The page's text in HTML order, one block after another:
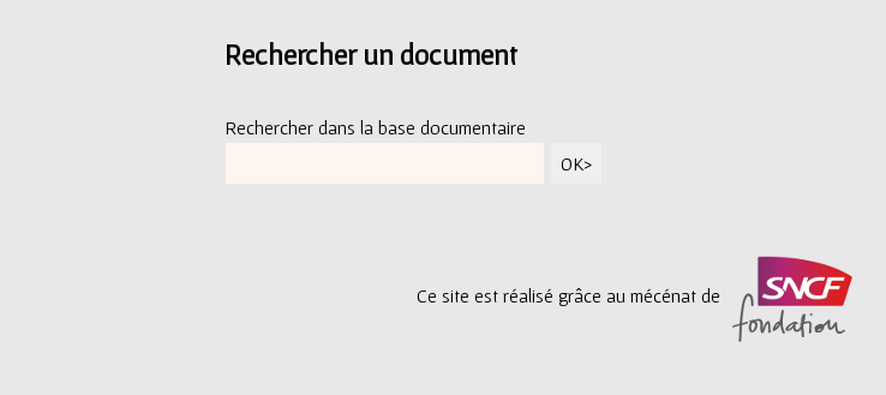
c
i
Rechercher un document
Rechercher dans la base documentaire
Ce site est réalisé grâce au mécénat de